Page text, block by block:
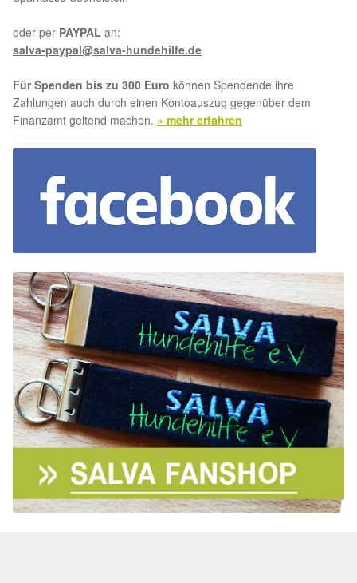
oder per PAYPAL an:
salva-paypal@salva-hundehilfe.de
Für Spenden bis zu 300 Euro können Spendende ihre
Zahlungen auch durch einen Kontoauszug gegenüber dem
Finanzamt geltend machen. » mehr erfahren